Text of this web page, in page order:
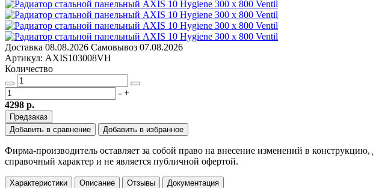
Доставка 08.08.2026 Самовывоз 07.08.2026
Артикул: AXIS103008VH
Количество
- +
4298 р.
Предзаказ
Добавить в сравнение
Добавить в избранное
Фирма-производитель оставляет за собой право на внесение изменений в
справочный характер и не является публичной офертой.
Характеристики Описание Отзывы Документация